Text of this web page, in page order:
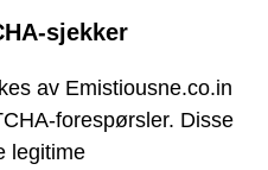
sjekker
av Emistiousne.co.in
forespørsler. Disse
legitime